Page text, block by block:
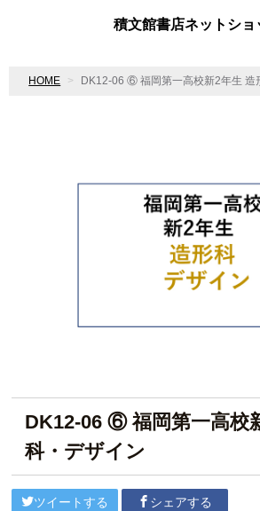
積文館書店ネットショ
HOME DK12-06 ⑥ 福岡第一高校新2年生 造
DK12-06 ⑥ 福岡第一高校
科・デザイン
ツイートする シェアする